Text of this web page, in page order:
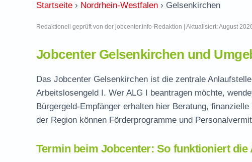
Startseite › Nordrhein-Westfalen › Gelsenkirchen
Redaktionell geprüft von der jobcenter.info-Redaktion | Aktualisiert: August
Jobcenter Gelsenkirchen und
Das Jobcenter Gelsenkirchen ist die zentrale
Arbeitslosengeld I. Wer ALG I beantragen möchte,
Bürgergeld-Empfänger erhalten hier Beratung,
der Region können Förderprogramme und
Termin beim Jobcenter: So funktioniert die